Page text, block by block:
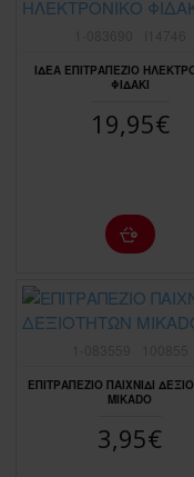
ΙΔΕΑ ΕΠΙΤΡΑΠΕΖΙΟ
ΦΙΔΑΚΙ
19,95€
ΕΠΙΤΡΑΠΕΖΙΟ ΠΑΙΧΝΙΔΙ
MIKADO
3,95€